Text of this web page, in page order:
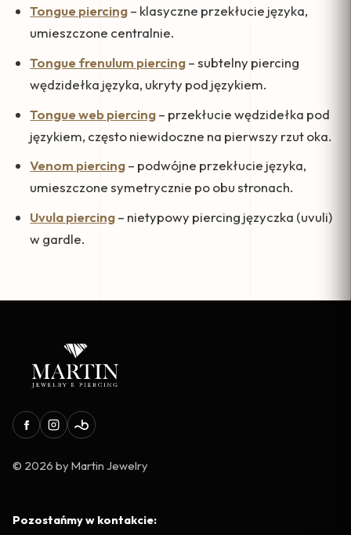
Tongue piercing– klasyczne przekłucie języka,
umieszczone centralnie.
Tongue frenulum piercing– subtelny piercing
wędzidełka języka, ukryty pod językiem.
Tongue web piercing– przekłucie wędzidełka pod
językiem, często niewidoczne na pierwszy rzut oka.
Venom piercing– podwójne przekłucie języka,
umieszczone symetrycznie po obu stronach.
Uvula piercing– nietypowy piercing języczka (uvuli)
w gardle.
© 2026 by Martin Jewelry
Pozostańmy w kontakcie: